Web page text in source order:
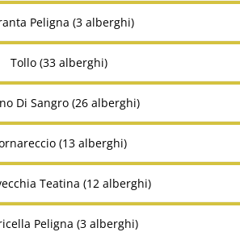
Peligna (3 alberghi)
Tollo (33 alberghi)
Di Sangro (26 alberghi)
(13 alberghi)
Teatina (12 alberghi)
Peligna (3 alberghi)